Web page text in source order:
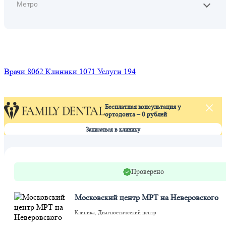
Врачи 8062 Клиники 1071 Услуги 194
Бесплатная консультация у
ортодонта – 0 рублей
Записаться в клинику
Проверено
Московский центр МРТ на Неверовского
Клиника, Диагностический центр